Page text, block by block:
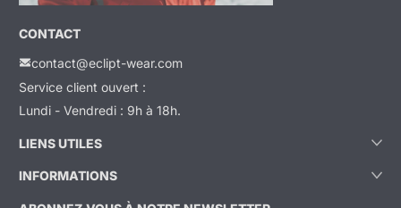
CONTACT
contact@eclipt-wear.com
Service client ouvert :
Lundi - Vendredi : 9h à 18h.
LIENS UTILES
INFORMATIONS